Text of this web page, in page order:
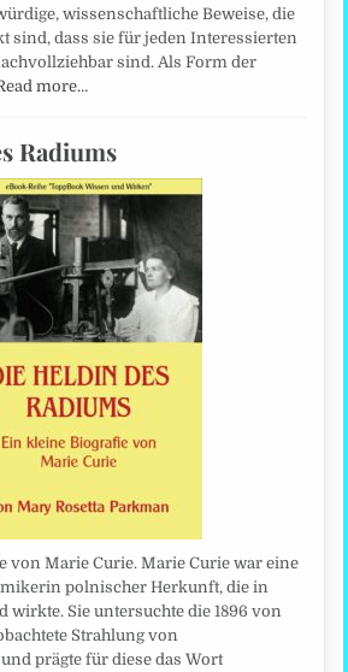
wissenschaftliche Beweise, die
sind, dass sie für jeden Interessierten
sind. Als Form der
more…
Radiums
von Marie Curie. Marie Curie war eine
polnischer Herkunft, die in
wirkte. Sie untersuchte die 1896 von
Strahlung von
prägte für diese das Wort